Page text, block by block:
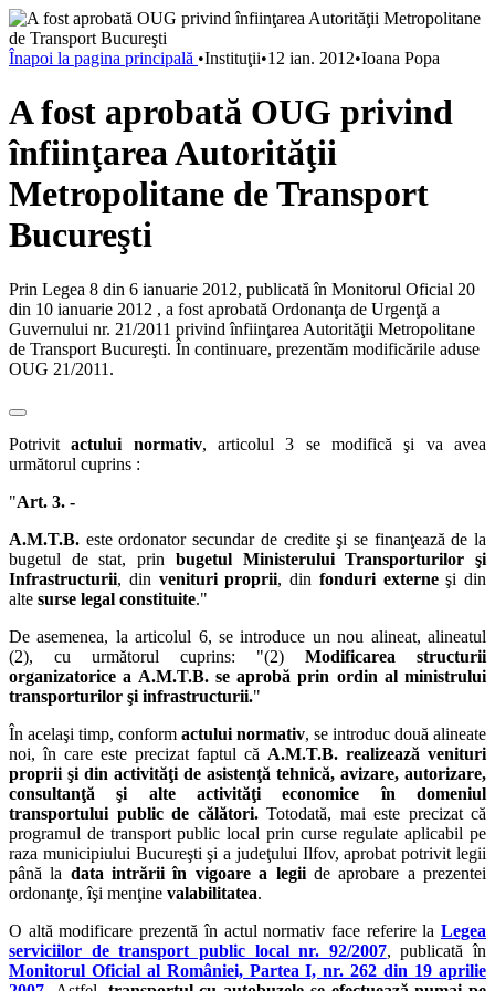
Înapoi la pagina principală •Instituţii•12 ian. 2012•Ioana Popa
A fost aprobată OUG privind
înfiinţarea Autorităţii
Metropolitane de Transport
Bucureşti
Prin Legea 8 din 6 ianuarie 2012, publicată în Monitorul Oficial 20
din 10 ianuarie 2012 , a fost aprobată Ordonanţa de Urgenţă a
Guvernului nr. 21/2011 privind înfiinţarea Autorităţii Metropolitane
de Transport Bucureşti. În continuare, prezentăm modificările aduse
OUG 21/2011.
Potrivitactului normativ, articolul 3 se modifică şi va avea
următorul cuprins :
"Art. 3. -
A.M.T.B. este ordonator secundar de credite şi se finanţează de la
bugetul de stat, prin bugetul Ministerului Transporturilor şi
Infrastructurii, din venituri proprii, din fonduri externeşi din
alte surse legal constituite."
De asemenea, la articolul 6, se introduce un nou alineat, alineatul
(2), cu următorul cuprins: "(2) Modificarea structurii
organizatorice a A.M.T.B. se aprobă prin ordin al ministrului
transporturilor şi infrastructurii."
În acelaşi timp, conform actului normativ, se introduc două alineate
noi, în care este precizat faptul că A.M.T.B. realizează venituri
proprii şi din activităţi de asistenţă tehnică, avizare, autorizare,
consultanţă şi alte activităţi economice în domeniul
transportului public de călători.Totodată, mai este precizat că
programul de transport public local prin curse regulate aplicabil pe
raza municipiului Bucureşti şi a judeţului Ilfov, aprobat potrivit legii
până la data intrării în vigoare a legiide aprobare a prezentei
ordonanţe, îşi menţine valabilitatea.
O altă modificare prezentă în actul normativ face referire la Legea
serviciilor de transport public local nr. 92/2007, publicată în
Monitorul Oficial al României, Partea I, nr. 262 din 19 aprilie